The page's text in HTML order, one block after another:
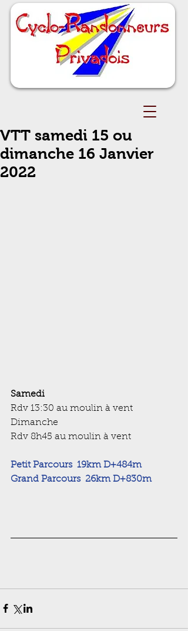
VTT samedi 15 ou
dimanche 16 Janvier
2022
Samedi
Rdv 13:30 au moulin à vent
Dimanche
Rdv 8h45 au moulin à vent
Petit Parcours  19km D+484m
Grand Parcours  26km D+830m